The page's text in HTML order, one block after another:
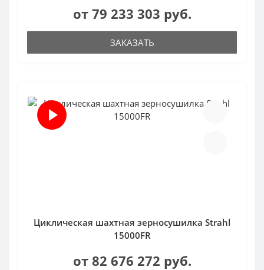
от 79 233 303 руб.
ЗАКАЗАТЬ
Циклическая шахтная зерносушилка Strahl
15000FR
от 82 676 272 руб.